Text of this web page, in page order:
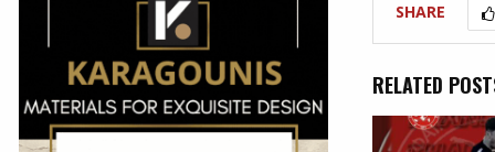
SHARE
RELATED